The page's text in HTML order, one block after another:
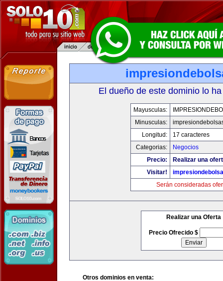
El dueño de este dominio lo
Mayusculas:
Minusculas:
Longitud:
17 caracteres
Categorias:
Negocios
Precio:
Realizar una
Visitar!
Serán consideradas
Realizar una Oferta
Precio Ofrecido $
Otros dominios en venta: